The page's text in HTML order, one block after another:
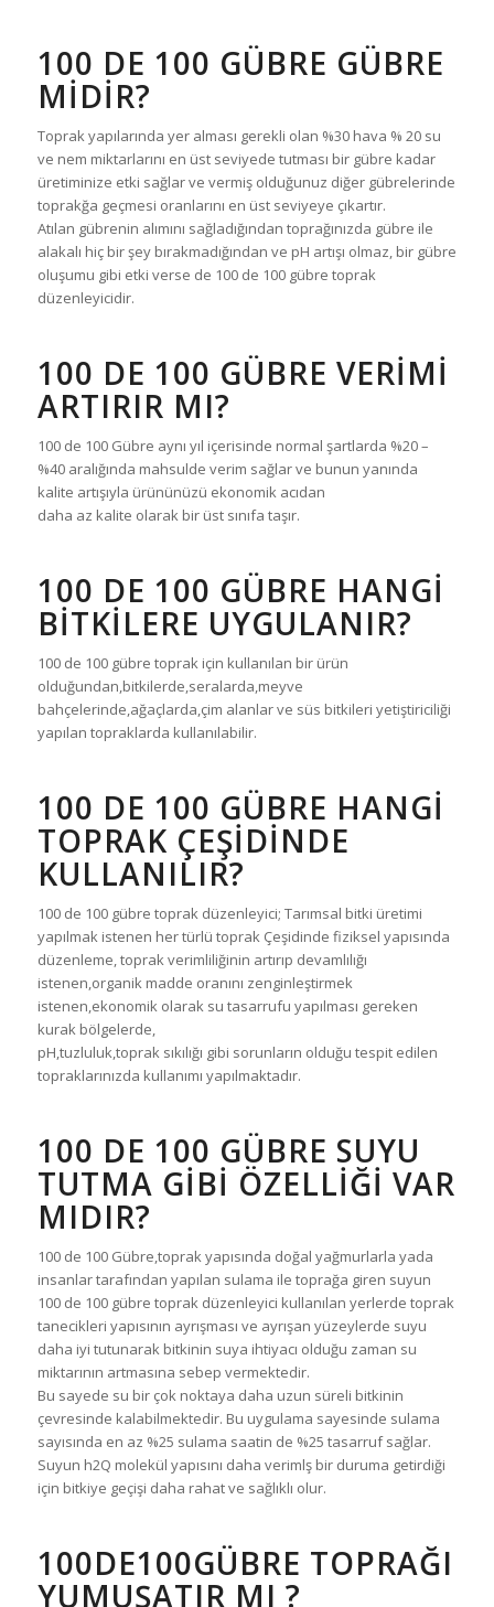
100 DE 100 GÜBRE GÜBRE
MİDİR?
Toprak yapılarında yer alması gerekli olan %30 hava % 20 su
ve nem miktarlarını en üst seviyede tutması bir gübre kadar
üretiminize etki sağlar ve vermiş olduğunuz diğer gübrelerinde
toprakğa geçmesi oranlarını en üst seviyeye çıkartır.
Atılan gübrenin alımını sağladığından toprağınızda gübre ile
alakalı hiç bir şey bırakmadığından ve pH artışı olmaz, bir gübre
oluşumu gibi etki verse de 100 de 100 gübre toprak
düzenleyicidir.
100 DE 100 GÜBRE VERİMİ
ARTIRIR MI?
100 de 100 Gübre aynı yıl içerisinde normal şartlarda %20 –
%40 aralığında mahsulde verim sağlar ve bunun yanında
kalite artışıyla ürününüzü ekonomik acıdan
daha az kalite olarak bir üst sınıfa taşır.
100 DE 100 GÜBRE HANGİ
BİTKİLERE UYGULANIR?
100 de 100 gübre toprak için kullanılan bir ürün
olduğundan,bitkilerde,seralarda,meyve
bahçelerinde,ağaçlarda,çim alanlar ve süs bitkileri yetiştiriciliği
yapılan topraklarda kullanılabilir.
100 DE 100 GÜBRE HANGİ
TOPRAK ÇEŞİDİNDE
KULLANILIR?
100 de 100 gübre toprak düzenleyici; Tarımsal bitki üretimi
yapılmak istenen her türlü toprak Çeşidinde fiziksel yapısında
düzenleme, toprak verimliliğinin artırıp devamlılığı
istenen,organik madde oranını zenginleştirmek
istenen,ekonomik olarak su tasarrufu yapılması gereken
kurak bölgelerde,
pH,tuzluluk,toprak sıkılığı gibi sorunların olduğu tespit edilen
topraklarınızda kullanımı yapılmaktadır.
100 DE 100 GÜBRE SUYU
TUTMA GİBİ ÖZELLİĞİ VAR
MIDIR?
100 de 100 Gübre,toprak yapısında doğal yağmurlarla yada
insanlar tarafından yapılan sulama ile toprağa giren suyun
100 de 100 gübre toprak düzenleyici kullanılan yerlerde toprak
tanecikleri yapısının ayrışması ve ayrışan yüzeylerde suyu
daha iyi tutunarak bitkinin suya ihtiyacı olduğu zaman su
miktarının artmasına sebep vermektedir.
Bu sayede su bir çok noktaya daha uzun süreli bitkinin
çevresinde kalabilmektedir. Bu uygulama sayesinde sulama
sayısında en az %25 sulama saatin de %25 tasarruf sağlar.
Suyun h2Q molekül yapısını daha verimlş bir duruma getirdiği
için bitkiye geçişi daha rahat ve sağlıklı olur.
100DE100GÜBRE TOPRAĞI
YUMUŞATIR MI ?